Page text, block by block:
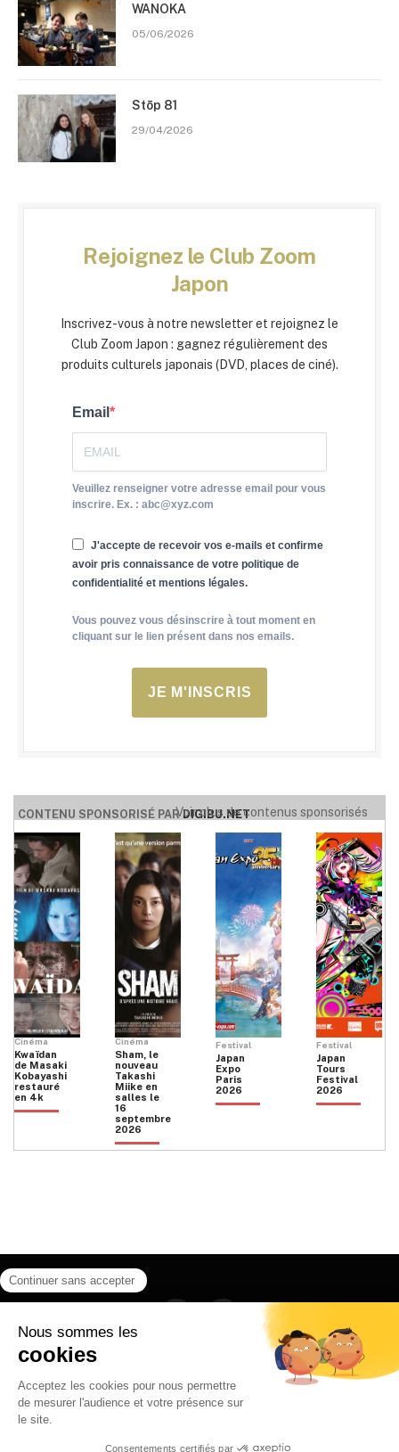
WANOKA
05/06/2026
Stōp 81
29/04/2026
Rejoignez le Club Zoom
Japon
Inscrivez-vous à notre newsletter et rejoignez le
Club Zoom Japon : gagnez régulièrement des
produits culturels japonais (DVD, places de ciné).
Email
Veuillez renseigner votre adresse email pour vous
inscrire. Ex. : abc@xyz.com
J'accepte de recevoir vos e-mails et confirme
avoir pris connaissance de votre politique de
confidentialité et mentions légales.
Vous pouvez vous désinscrire à tout moment en
cliquant sur le lien présent dans nos emails.
JE M'INSCRIS
CONTENU SPONSORISÉ PARDIGIBU.NET
Voir plus de contenus sponsorisés
Cinéma
Kwaïdan
de Masaki
Kobayashi
restauré
en 4k
Cinéma
Sham, le
nouveau
Takashi
Miike en
salles le
16
septembre
2026
Festival
Japan
Expo
Paris
2026
Festival
Japan
Tours
Festival
2026
Instagram
CONTACT
POLITIQUE DE CONFIDENTIALITÉ
© 2026 Ilyfunet communication